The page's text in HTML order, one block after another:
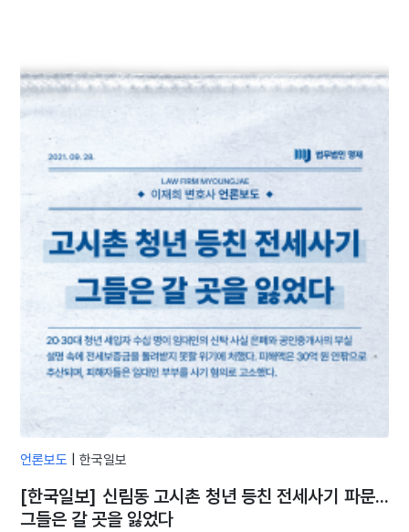
언론보도 |한국일보
[한국일보] 신림동 고시촌 청년 등친 전세사기 파문...
그들은 갈 곳을 잃었다